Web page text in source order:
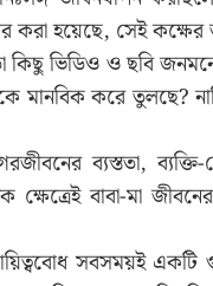
হয়েছে, সেই কক্ষের
ভিডিও ও ছবি জনমনে
মানবিক করে
ব্যস্ততা,
ক্ষেত্রেই বাবা-মা
সবসময়ই